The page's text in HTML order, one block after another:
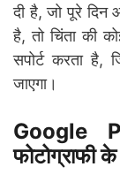
दी है, जो पूरे दिन
है, तो चिंता की
सपोर्ट करता है,
जाएगा।
Google
फोटोग्राफी